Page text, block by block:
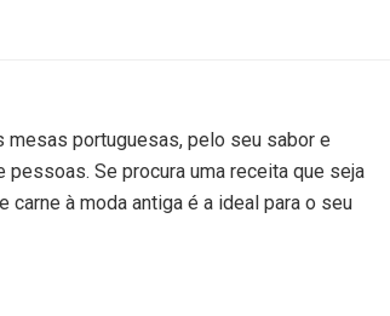
mesas portuguesas, pelo seu sabor e
Se procura uma receita que seja
à moda antiga é a ideal para o seu